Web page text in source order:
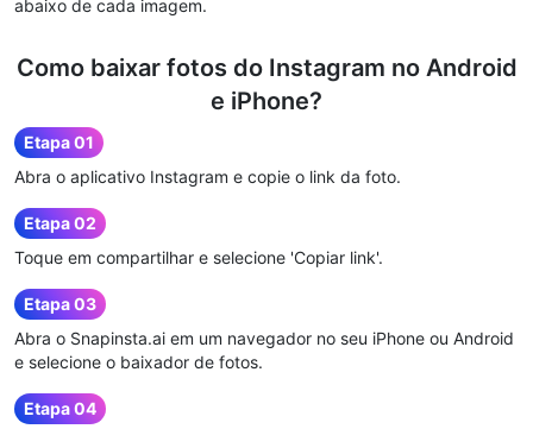
abaixo de cada imagem.
Como baixar fotos do Instagram no Android
e iPhone?
Etapa 01
Abra o aplicativo Instagram e copie o link da foto.
Etapa 02
Toque em compartilhar e selecione 'Copiar link'.
Etapa 03
Abra o Snapinsta.ai em um navegador no seu iPhone ou Android
e selecione o baixador de fotos.
Etapa 04